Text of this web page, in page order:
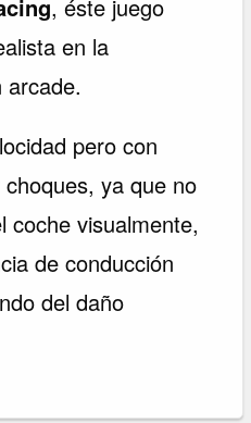
, éste juego
en la
arcade.
pero con
ya que no
coche visualmente,
de conducción
del daño